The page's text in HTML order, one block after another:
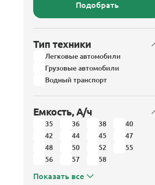
Подобрать
Тип техники
Легковые автомобили
Грузовые автомобили
Водный транспорт
Емкость, А/ч
35 36 38
40
42
44 45
47
48
50 52
55
56
57 58
Показать все